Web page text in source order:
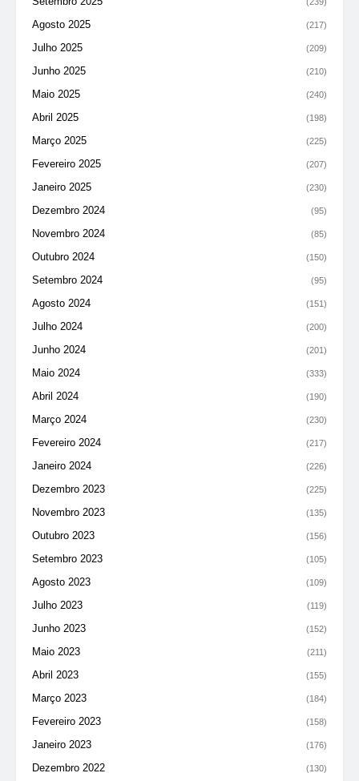
Agosto 2025 (217)
Julho 2025 (209)
Junho 2025 (210)
Maio 2025 (240)
Abril 2025 (198)
Março 2025 (225)
Fevereiro 2025 (207)
Janeiro 2025 (230)
Dezembro 2024 (95)
Novembro 2024 (85)
Outubro 2024 (150)
Setembro 2024 (95)
Agosto 2024 (151)
Julho 2024 (200)
Junho 2024 (201)
Maio 2024 (333)
Abril 2024 (190)
Março 2024 (230)
Fevereiro 2024 (217)
Janeiro 2024 (226)
Dezembro 2023 (225)
Novembro 2023 (135)
Outubro 2023 (156)
Setembro 2023 (105)
Agosto 2023 (109)
Julho 2023 (119)
Junho 2023 (152)
Maio 2023 (211)
Abril 2023 (155)
Março 2023 (184)
Fevereiro 2023 (158)
Janeiro 2023 (176)
Dezembro 2022 (130)